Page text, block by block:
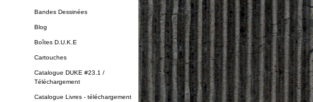
Bandes Dessinées
Blog
Boîtes D.U.K.E
Cartouches
Catalogue DUKE #23.1 /
Téléchargement
Catalogue Livres - téléchargement